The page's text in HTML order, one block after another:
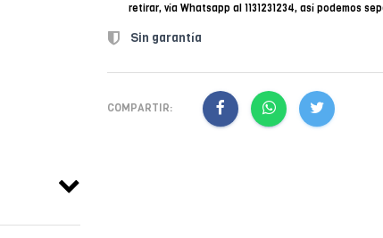
retirar, vía Whatsapp al 1131231234, así podemos
Sin garantía
COMPARTIR: